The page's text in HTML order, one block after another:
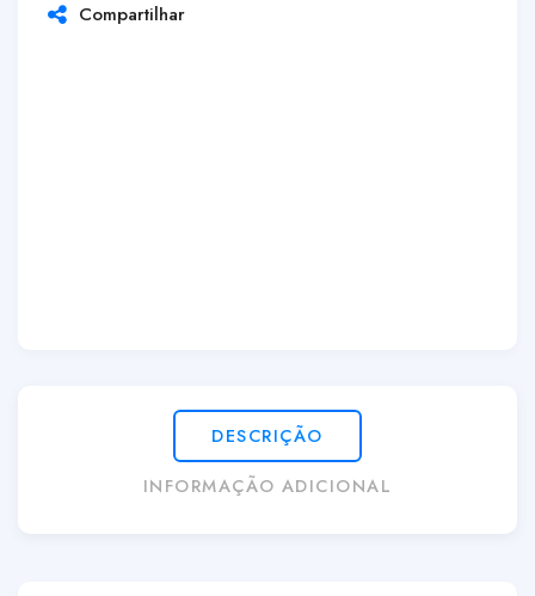
Compartilhar
DESCRIÇÃO
INFORMAÇÃO ADICIONAL